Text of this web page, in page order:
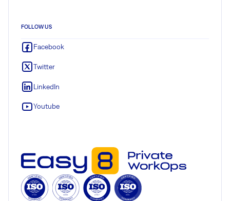
FOLLOW US
Facebook
Twitter
LinkedIn
Youtube